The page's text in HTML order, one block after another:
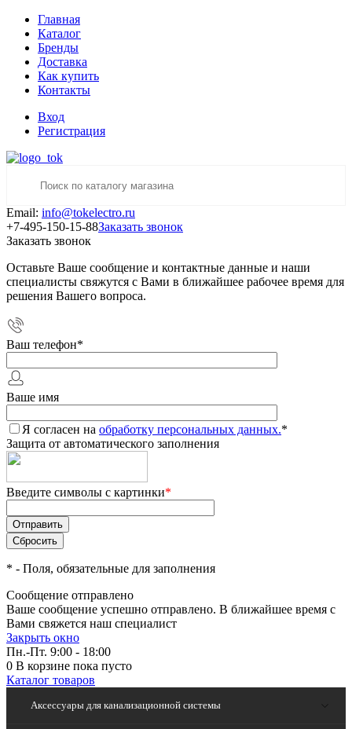
Главная
Каталог
Бренды
Доставка
Как купить
Контакты
Вход
Регистрация
Email: info@tokelectro.ru
+7-495-150-15-88Заказать звонок
Заказать звонок
Оставьте Ваше сообщение и контактные данные и наши
специалисты свяжутся с Вами в ближайшее рабочее время для
решения Вашего вопроса.
Ваш телефон*
Ваше имя
Я согласен на обработку персональных данных.*
Защита от автоматического заполнения
Введите символы с картинки*
* - Поля, обязательные для заполнения
Сообщение отправлено
Ваше сообщение успешно отправлено. В ближайшее время с
Вами свяжется наш специалист
Закрыть окно
Пн.-Пт. 9:00 - 18:00
0 В корзине пока пусто
Каталог товаров
Аксессуары для канализационной системы